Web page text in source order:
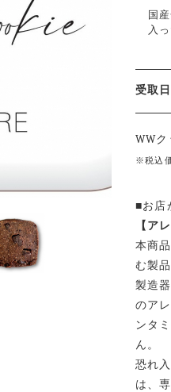
国
入
受取
WW
※税込
■お店
【ア
本商
む製
製造
のア
ンタ
ん。
恐れ
は、